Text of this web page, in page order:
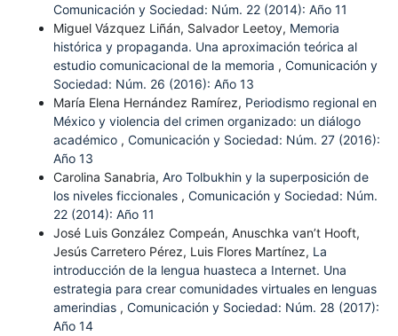
Comunicación y Sociedad: Núm. 22 (2014): Año 11
Miguel Vázquez Liñán, Salvador Leetoy, Memoria
histórica y propaganda. Una aproximación teórica al
estudio comunicacional de la memoria , Comunicación y
Sociedad: Núm. 26 (2016): Año 13
María Elena Hernández Ramírez, Periodismo regional en
México y violencia del crimen organizado: un diálogo
académico , Comunicación y Sociedad: Núm. 27 (2016):
Año 13
Carolina Sanabria, Aro Tolbukhin y la superposición de
los niveles ficcionales , Comunicación y Sociedad: Núm.
22 (2014): Año 11
José Luis González Compeán, Anuschka van’t Hooft,
Jesús Carretero Pérez, Luis Flores Martínez, La
introducción de la lengua huasteca a Internet. Una
estrategia para crear comunidades virtuales en lenguas
amerindias , Comunicación y Sociedad: Núm. 28 (2017):
Año 14